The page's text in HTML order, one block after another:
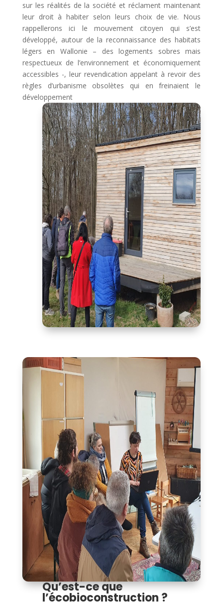
sur les réalités de la société et réclament maintenant
leur droit à habiter selon leurs choix de vie. Nous
rappellerons ici le mouvement citoyen qui s’est
développé, autour de la reconnaissance des habitats
légers en Wallonie – des logements sobres mais
respectueux de l’environnement et économiquement
accessibles -, leur revendication appelant à revoir des
règles d’urbanisme obsolètes qui en freinaient le
développement
Qu’est-ce que
l’écobioconstruction ?